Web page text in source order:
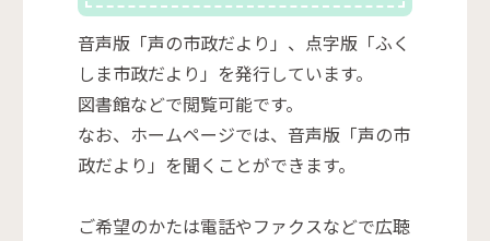
音声版「声の市政だより」、点字版「ふく
しま市政だより」を発行しています。
図書館などで閲覧可能です。
なお、ホームページでは、音声版「声の市
政だより」を聞くことができます。
ご希望のかたは電話やファクスなどで広聴